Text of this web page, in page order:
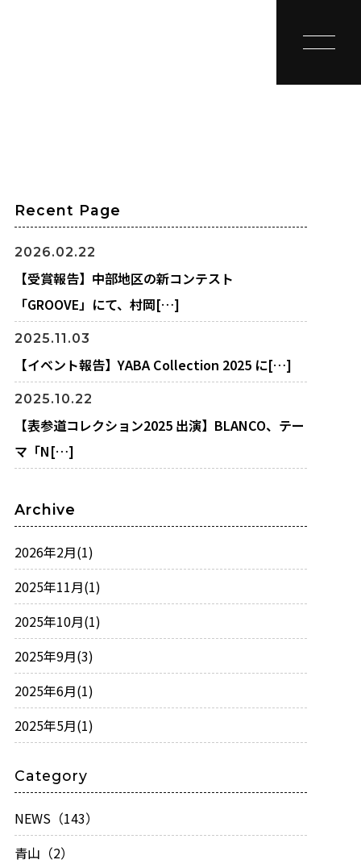
toggle
Recent Page
2026.02.22
【受賞報告】中部地区の新コンテスト
「GROOVE」にて、村岡[…]
2025.11.03
【イベント報告】YABA Collection 2025 に[…]
2025.10.22
【表参道コレクション2025 出演】BLANCO、テー
マ「N[…]
Archive
2026年2月(1)
2025年11月(1)
2025年10月(1)
2025年9月(3)
2025年6月(1)
2025年5月(1)
Category
NEWS（143）
青山（2）